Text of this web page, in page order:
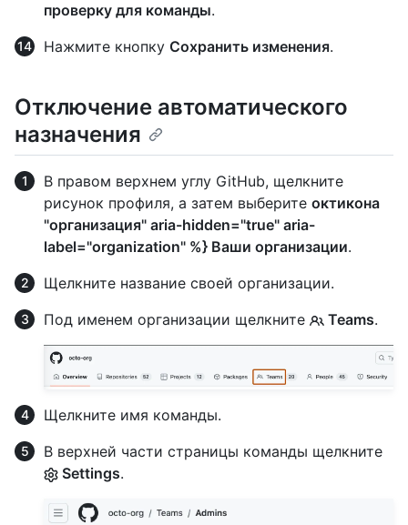
проверку для команды.
Нажмите кнопку Сохранить изменения.
Отключение автоматического
назначения
В правом верхнем углу GitHub, щелкните
рисунок профиля, а затем выберите октикона
"организация" aria-hidden="true" aria-
label="organization" %} Ваши организации.
Щелкните название своей организации.
Под именем организации щелкните
Teams.
Щелкните имя команды.
В верхней части страницы команды щелкните
Settings.